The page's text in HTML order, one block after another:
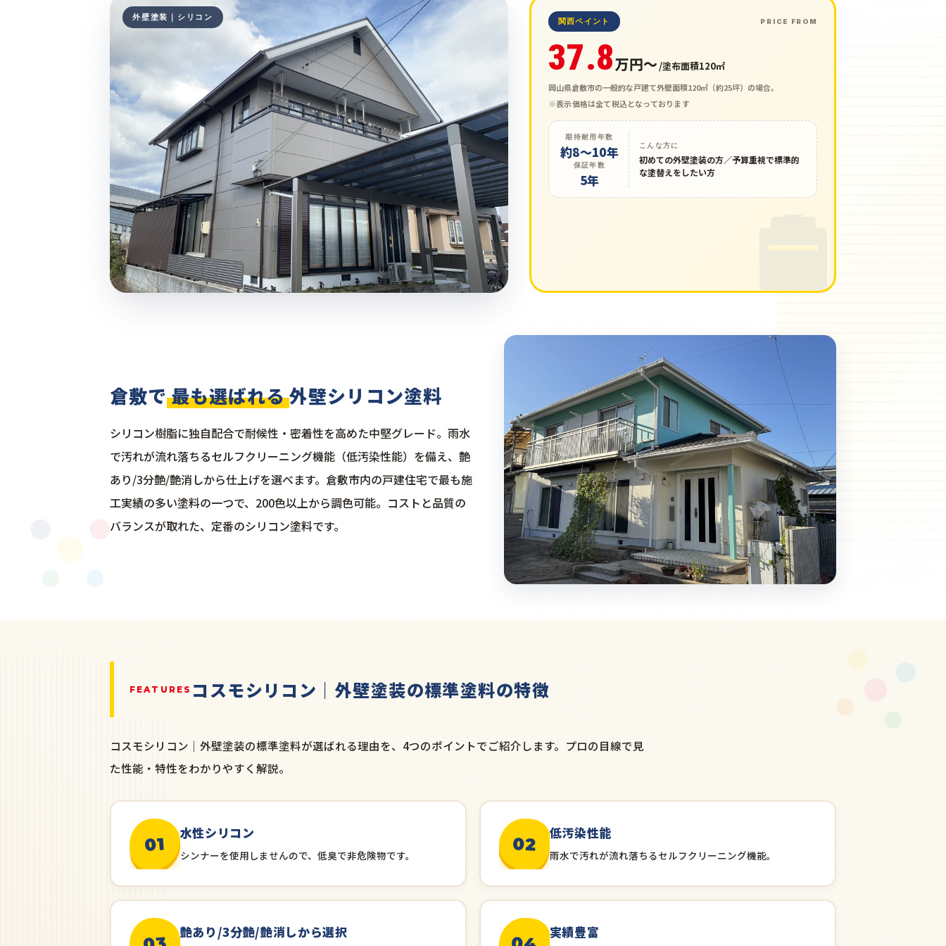
外壁塗装｜シリコン 関西ペイント PRICE FROM
37.8万円〜 /塗布面積120㎡
岡山県倉敷市の一般的な戸建て外壁面積120㎡（約25坪）の場合。
期待耐用年数
約8〜10年
保証年数
5年
こんな方に
初めての外壁塗装の方／予算重視で標準的
な塗替えをしたい方
倉敷で最も選ばれる外壁シリコン塗料
シリコン樹脂に独自配合で耐候性・密着性を高めた中堅グレード。雨水
で汚れが流れ落ちるセルフクリーニング機能（低汚染性能）を備え、艶
あり/3分艶/艶消しから仕上げを選べます。倉敷市内の戸建住宅で最も施
工実績の多い塗料の一つで、200色以上から調色可能。コストと品質の
バランスが取れた、定番のシリコン塗料です。
FEATURES コスモシリコン｜外壁塗装の標準塗料の特徴
コスモシリコン｜外壁塗装の標準塗料が選ばれる理由を、4つのポイントでご紹介します。プロの目線で見
た性能・特性をわかりやすく解説。
01
水性シリコン
シンナーを使用しませんので、低臭で非危険物です。
02
低汚染性能
雨水で汚れが流れ落ちるセルフクリーニング機能。
艶あり/3分艶/艶消しから選択 実績豊富